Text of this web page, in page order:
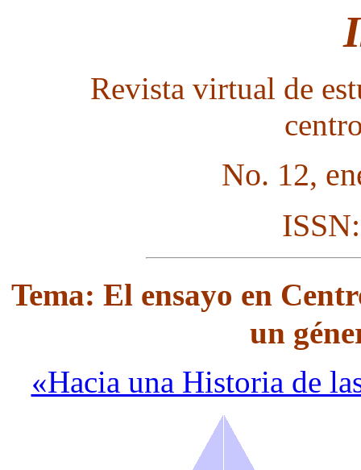
Revista virtual de
No. 12,
Tema: El ensayo en
un
«Hacia una Historia de